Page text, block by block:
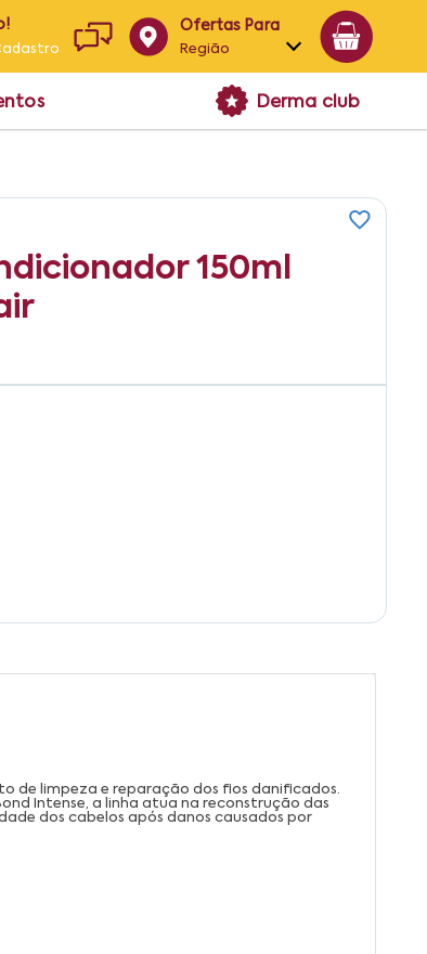
Ofertas Para
Região
Alagoas
Derma club
150ml
de limpeza e reparação dos fios danificados.
Intense, a linha atua na reconstrução das
dos cabelos após danos causados por